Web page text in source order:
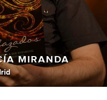
MIRANDA